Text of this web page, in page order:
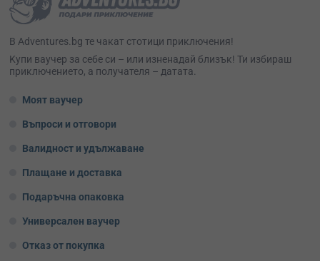
В Adventures.bg те чакат стотици приключения!
Kупи ваучер за себе си – или изненадай близък! Ти избираш
приключението, а получателя – датата.
Моят ваучер
Въпроси и отговори
Валидност и удължаване
Плащане и доставка
Подаръчна опаковка
Универсален ваучер
Отказ от покупка